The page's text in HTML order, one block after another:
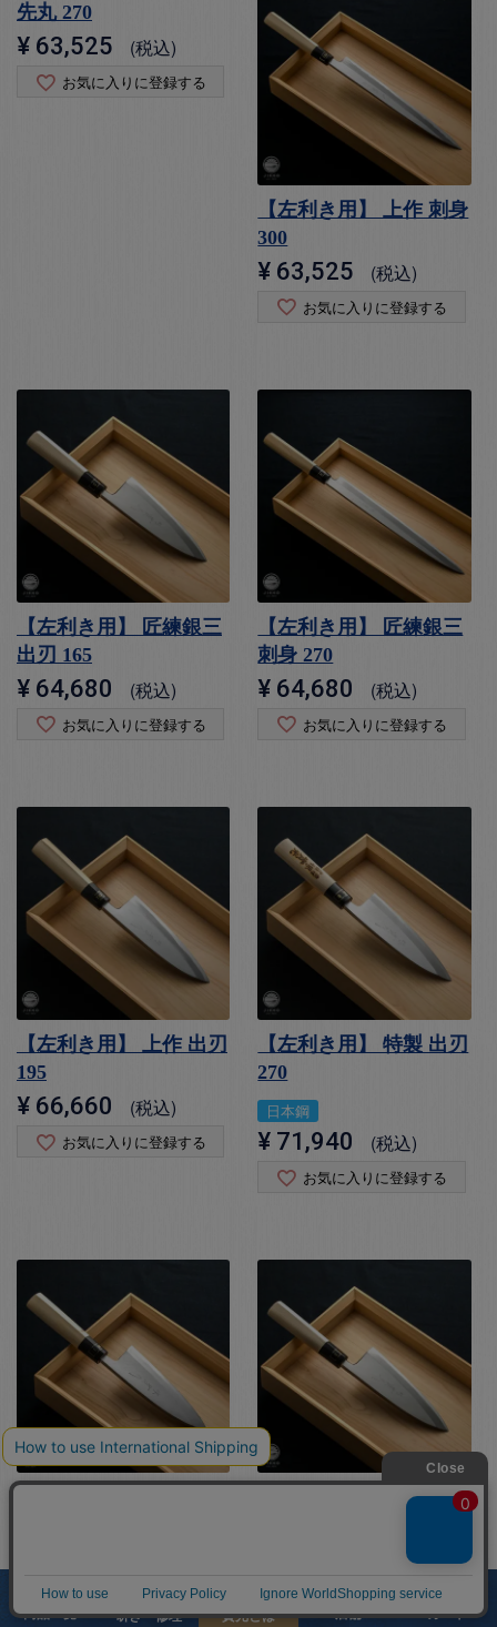
先丸 270
¥ 63,525 税込
お気に入りに登録する
【左利き用】 上作 刺身
300
¥ 63,525 税込
お気に入りに登録する
【左利き用】 匠練銀三
出刃 165
¥ 64,680 税込
お気に入りに登録する
【左利き用】 匠練銀三
刺身 270
¥ 64,680 税込
お気に入りに登録する
【左利き用】 上作 出刃
195
¥ 66,660 税込
お気に入りに登録する
【左利き用】 特製 出刃
270
日本鋼
¥ 71,940 税込
お気に入りに登録する
お気に入りに登録する
【左利き用】 匠練銀三
税込
お気に入りに登録する
商品一覧 研ぎ・修理 實光とは 店舗 カート